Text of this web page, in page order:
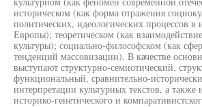
историческом (как форма отражения
политических, идеологических процессов в
Европы); теоретическом (как
культуры); социально-философском (как
тенденций массовизации). В качестве
выступают структурно-семиотический,
функциональный, сравнительно-
интерпретации культурных текстов, а
историко-генетического и